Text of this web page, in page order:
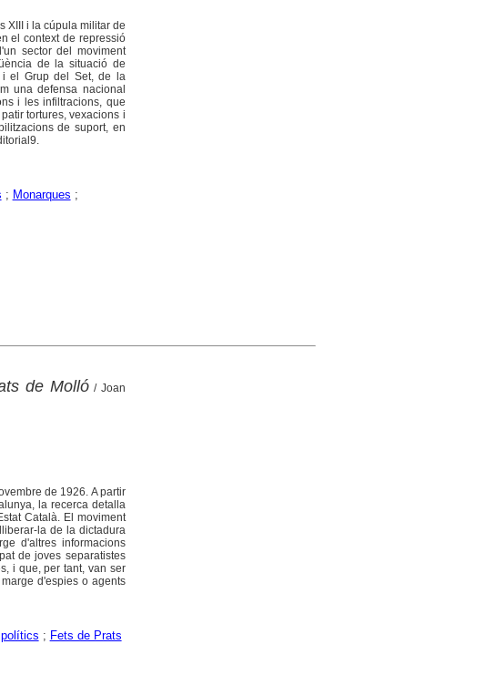
XIII i la cúpula militar de
el context de repressió
sector del moviment
de la situació de
i el Grup del Set, de la
una defensa nacional
i les infiltracions, que
tortures, vexacions i
de suport, en
; Monarques ;
de Molló/ Joan
de 1926. A partir
la recerca detalla
Català. El moviment
la de la dictadura
d'altres informacions
de joves separatistes
i que, per tant, van ser
d'espies o agents
; Fets de Prats